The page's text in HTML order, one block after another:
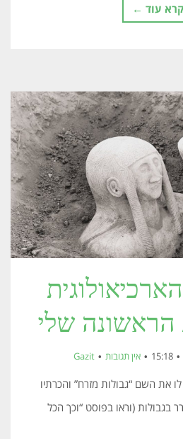
קרא עוד ←
שלי
15:18 אין תגובות Gazit
את השם “גבולות מזרח” והכרתיו
בגבולות (וראו בפוסט “וכך הכל